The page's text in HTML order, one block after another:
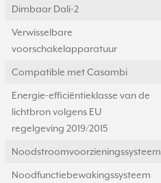
Dimbaar Dali-2
Verwisselbare
voorschakelapparatuur
Compatible met Casambi
Energie-efficiëntieklasse van de
lichtbron volgens EU
regelgeving 2019/2015
Noodstroomvoorzieningssysteem
Noodfunctiebewakingssysteem